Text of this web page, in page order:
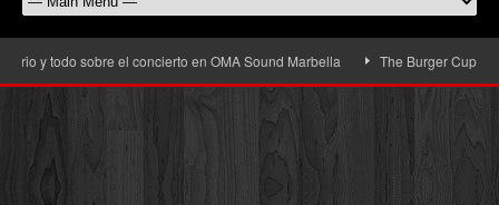
y todo sobre el concierto en OMA Sound Marbella The Burger Cup llega